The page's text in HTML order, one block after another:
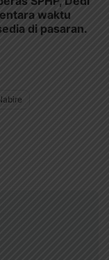
waktu
di pasaran.